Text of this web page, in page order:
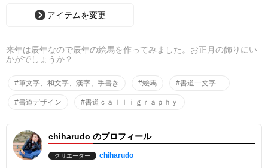
アイテムを変更
来年は辰年なので辰年の絵馬を作ってみました。お正月の飾りにい
かがでしょうか？
#筆文字、和文字、漢字、手書き #絵馬 #書道一文字
#書道デザイン #書道ｃａｌｌｉｇｒａｐｈｙ
chiharudo のプロフィール
クリエーター chiharudo